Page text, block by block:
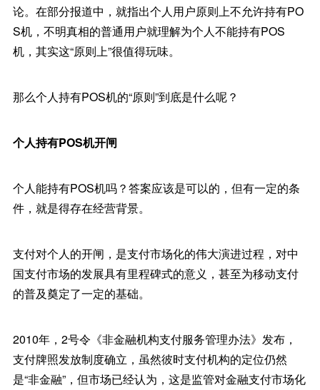
论。在部分报道中，就指出个人用户原则上不允许持有PO
S机，不明真相的普通用户就理解为个人不能持有POS
机，其实这“原则上”很值得玩味。
那么个人持有POS机的“原则”到底是什么呢？
个人持有POS机开闸
个人能持有POS机吗？答案应该是可以的，但有一定的条
件，就是得存在经营背景。
支付对个人的开闸，是支付市场化的伟大演进过程，对中
国支付市场的发展具有里程碑式的意义，甚至为移动支付
的普及奠定了一定的基础。
2010年，2号令《非金融机构支付服务管理办法》发布，
支付牌照发放制度确立，虽然彼时支付机构的定位仍然
是“非金融”，但市场已经认为，这是监管对金融支付市场化